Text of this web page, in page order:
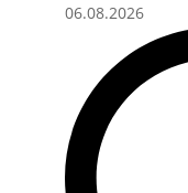
06.08.2026